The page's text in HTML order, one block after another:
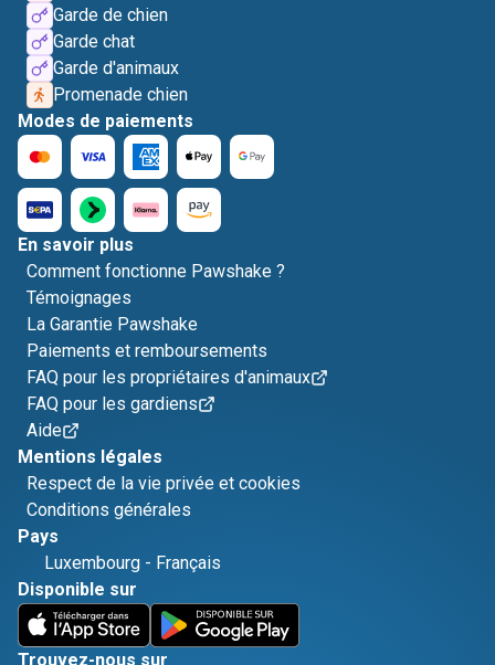
Garde de chien
Garde chat
Garde d'animaux
Promenade chien
Modes de paiements
En savoir plus
Comment fonctionne Pawshake ?
Témoignages
La Garantie Pawshake
Paiements et remboursements
FAQ pour les propriétaires d'animaux
FAQ pour les gardiens
Aide
Mentions légales
Respect de la vie privée et cookies
Conditions générales
Pays
Luxembourg - Français
Disponible sur
Trouvez-nous sur